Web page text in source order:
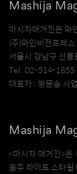
Mashija
마시자매거진은 와
(주)와인비전프레스
서울시 강남구 선
Tel. 02-514-1855
대표자 : 방문송 사
Mashija
<마시자 매거진>은
음주 라이프 스타일